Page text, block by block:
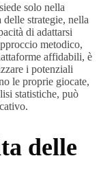
solo nella
strategie, nella
di adattarsi
metodico,
affidabili, è
i potenziali
le proprie giocate,
statistiche, può
delle